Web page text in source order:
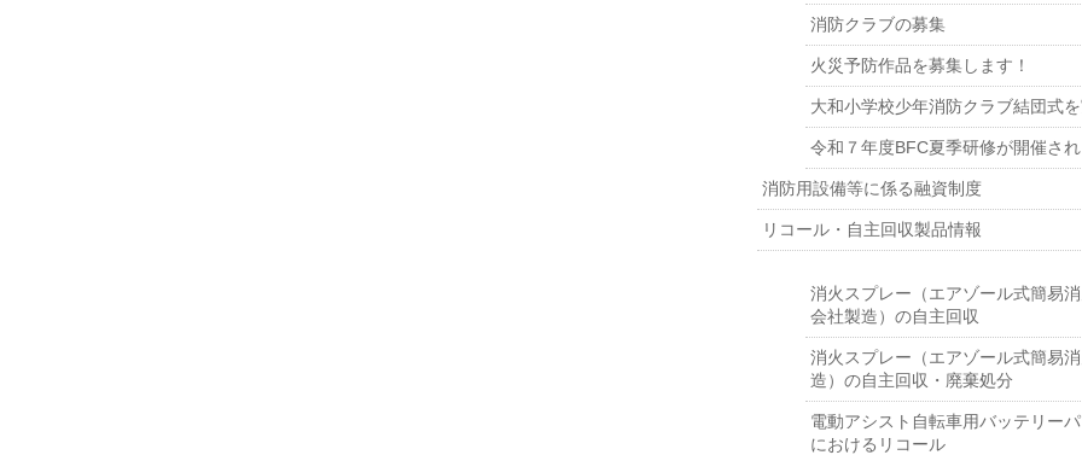
消防クラブの募集
火災予防作品を募集します！
大和小学校少年消防クラブ結団式
令和７年度BFC夏季研修が開催さ
消防用設備等に係る融資制度
リコール・自主回収製品情報
消火スプレー（エアゾール式簡易
会社製造）の自主回収
消火スプレー（エアゾール式簡易
造）の自主回収・廃棄処分
電動アシスト自転車用バッテリー
におけるリコール